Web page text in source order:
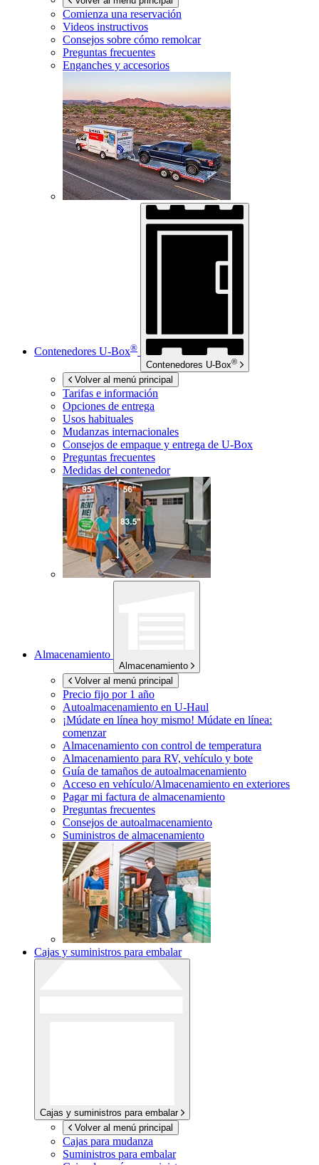
Comienza una reservación
Videos instructivos
Consejos sobre cómo remolcar
Preguntas frecuentes
Enganches y accesorios
Contenedores U-Box®
Contenedores U-Box®
Volver al menú principal
Tarifas e información
Opciones de entrega
Usos habituales
Mudanzas internacionales
Consejos de empaque y entrega de U-Box
Preguntas frecuentes
Medidas del contenedor
Almacenamiento
Almacenamiento
Volver al menú principal
Precio fijo por 1 año
Autoalmacenamiento en U-Haul
¡Múdate en línea hoy mismo! Múdate en línea:
comenzar
Almacenamiento con control de temperatura
Almacenamiento para RV, vehículo y bote
Guía de tamaños de autoalmacenamiento
Acceso en vehículo/Almacenamiento en exteriores
Pagar mi factura de almacenamiento
Preguntas frecuentes
Consejos de autoalmacenamiento
Suministros de almacenamiento
Cajas y suministros para embalar
Cajas y suministros para embalar
Volver al menú principal
Cajas para mudanza
Suministros para embalar